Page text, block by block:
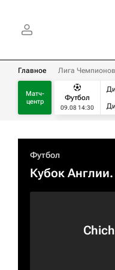
Главное Лига Чемпионов
Матч-
центр
Футбол
09.08 14:30
Футбол
Кубок